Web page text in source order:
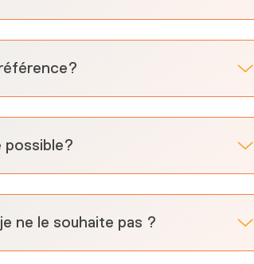
possible?
ne le souhaite pas ?